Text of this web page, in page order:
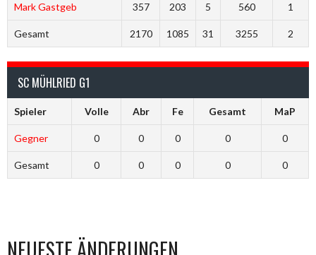
Mark Gastgeb 357 203 5 560 1
Gesamt 2170 1085 31 3255 2
SC MÜHLRIED G1
Spieler Volle Abr Fe Gesamt MaP
Gegner 0 0 0 0 0
Gesamt 0 0 0 0 0